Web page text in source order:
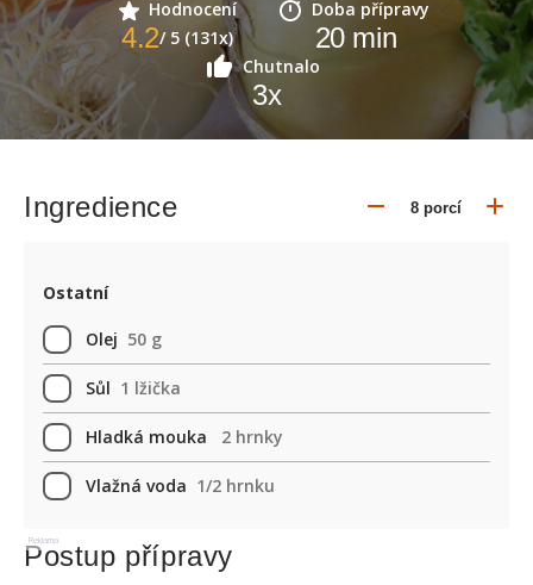
Hodnocení
4.2/ 5 (131x)
Doba přípravy
20min
Chutnalo
3x
Ingredience
Ostatní
Olej 50 g
Sůl 1 lžička
Hladká mouka 2 hrnky
Vlažná voda 1/2 hrnku
Reklama
Postup přípravy